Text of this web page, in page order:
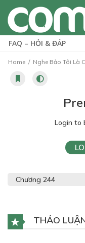
FAQ – HỎI & ĐÁP
Home Nghe Bảo Tôi Là
Login to
THẢO